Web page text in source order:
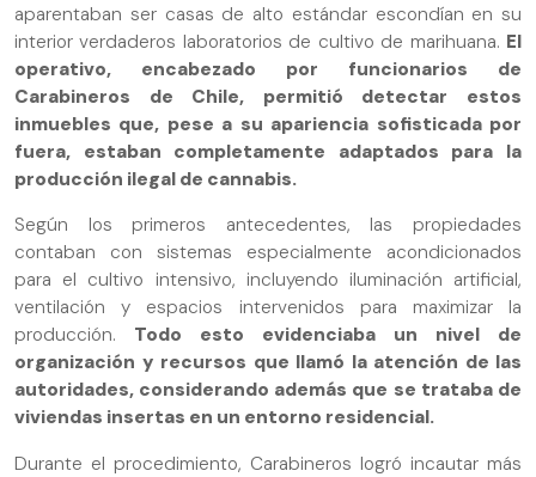
aparentaban ser casas de alto estándar escondían en su
interior verdaderos laboratorios de cultivo de marihuana. El
operativo, encabezado por funcionarios de
Carabineros de Chile, permitió detectar estos
inmuebles que, pese a su apariencia sofisticada por
fuera, estaban completamente adaptados para la
producción ilegal de cannabis.
Según los primeros antecedentes, las propiedades
contaban con sistemas especialmente acondicionados
para el cultivo intensivo, incluyendo iluminación artificial,
ventilación y espacios intervenidos para maximizar la
producción. Todo esto evidenciaba un nivel de
organización y recursos que llamó la atención de las
autoridades, considerando además que se trataba de
viviendas insertas en un entorno residencial.
Durante el procedimiento, Carabineros logró incautar más